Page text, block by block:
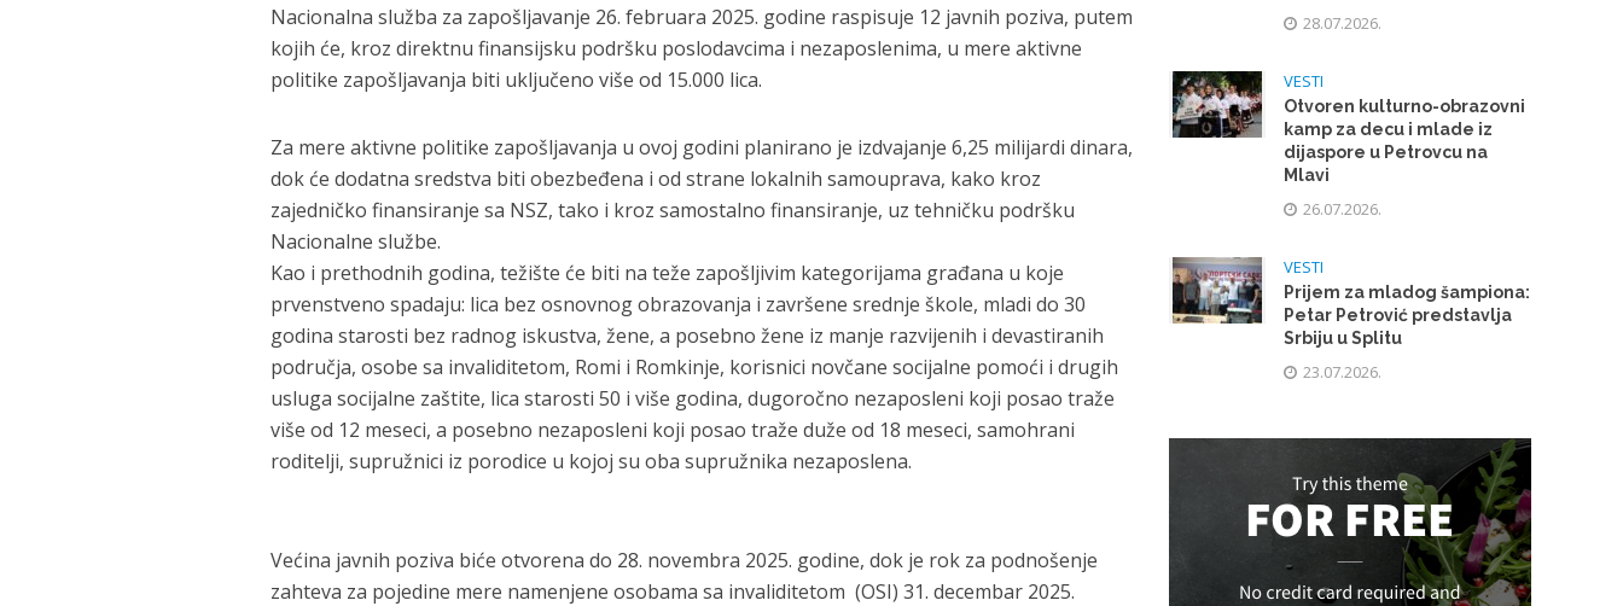
Nacionalna služba za zapošljavanje 26. februara 2025. godine raspisuje 12 javnih poziva, putem
kojih će, kroz direktnu finansijsku podršku poslodavcima i nezaposlenima, u mere aktivne
politike zapošljavanja biti uključeno više od 15.000 lica.
Za mere aktivne politike zapošljavanja u ovoj godini planirano je izdvajanje 6,25 milijardi dinara,
dok će dodatna sredstva biti obezbeđena i od strane lokalnih samouprava, kako kroz
zajedničko finansiranje sa NSZ, tako i kroz samostalno finansiranje, uz tehničku podršku
Nacionalne službe.
Kao i prethodnih godina, težište će biti na teže zapošljivim kategorijama građana u koje
prvenstveno spadaju: lica bez osnovnog obrazovanja i završene srednje škole, mladi do 30
godina starosti bez radnog iskustva, žene, a posebno žene iz manje razvijenih i devastiranih
područja, osobe sa invaliditetom, Romi i Romkinje, korisnici novčane socijalne pomoći i drugih
usluga socijalne zaštite, lica starosti 50 i više godina, dugoročno nezaposleni koji posao traže
više od 12 meseci, a posebno nezaposleni koji posao traže duže od 18 meseci, samohrani
roditelji, supružnici iz porodice u kojoj su oba supružnika nezaposlena.
Većina javnih poziva biće otvorena do 28. novembra 2025. godine, dok je rok za podnošenje
zahteva za pojedine mere namenjene osobama sa invaliditetom (OSI) 31. decembar 2025.
28.07.2026.
VESTI
Otvoren kulturno-obrazovni
kamp za decu i mlade iz
dijaspore u Petrovcu na
Mlavi
26.07.2026.
VESTI
Prijem za mladog šampiona:
Petar Petrović predstavlja
Srbiju u Splitu
23.07.2026.